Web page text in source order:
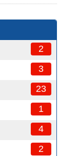
2
3
23
1
4
2